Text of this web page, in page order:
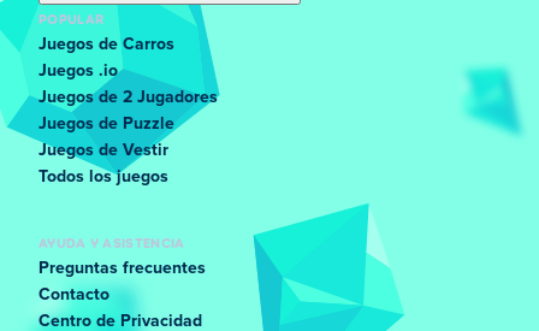
POPULAR
Juegos de Carros
Juegos .io
Juegos de 2 Jugadores
Juegos de Puzzle
Juegos de Vestir
Todos los juegos
AYUDA Y ASISTENCIA
Preguntas frecuentes
Contacto
Centro de Privacidad